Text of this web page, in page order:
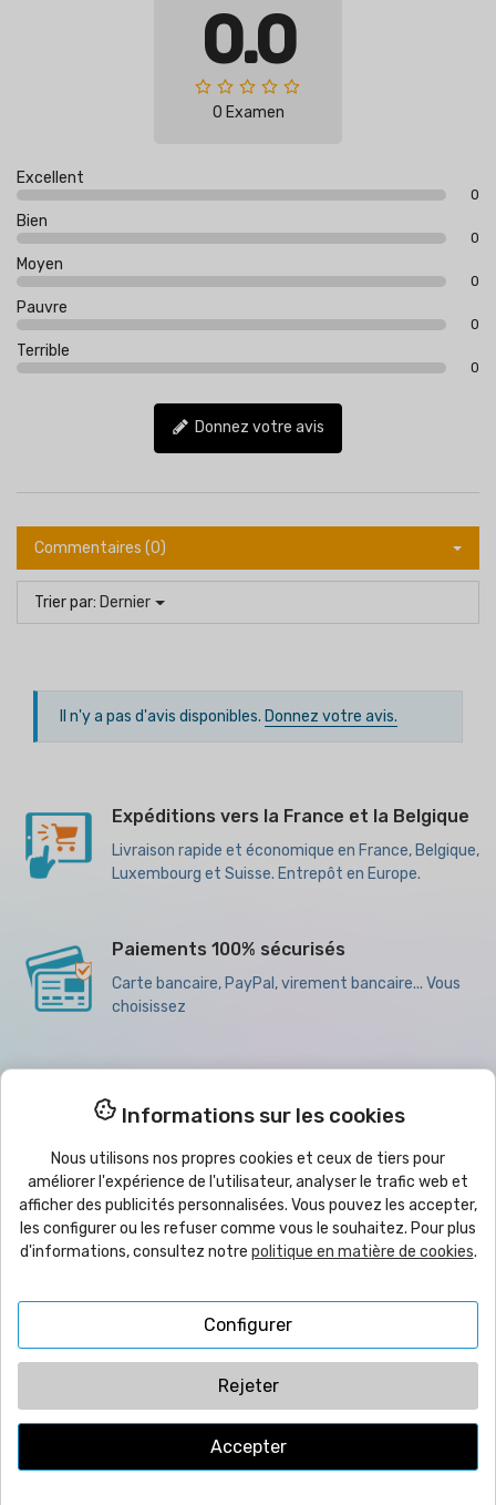
0.0
0 Examen
Excellent
0
Bien
0
Moyen
0
Pauvre
0
Terrible
0
Donnez votre avis
Commentaires (0)
Trier par: Dernier
Il n'y a pas d'avis disponibles. Donnez votre avis.
Expéditions vers la France et la Belgique
Livraison rapide et économique en France, Belgique,
Luxembourg et Suisse. Entrepôt en Europe.
Paiements 100% sécurisés
Carte bancaire, PayPal, virement bancaire... Vous
choisissez
Remises pour les achats en grande quantité,
Produits 
Aide 
| CMC VYRECO SL - C/Juan Bautista Llorens,
109B - 12540 Vila-Real (Castellón) ESPAGNE | TVA: ESB12458089
Informations sur les cookies
Nous utilisons nos propres cookies et ceux de tiers pour
améliorer l'expérience de l'utilisateur, analyser le trafic web et
afficher des publicités personnalisées. Vous pouvez les accepter,
les configurer ou les refuser comme vous le souhaitez. Pour plus
d'informations, consultez notre politique en matière de cookies.
Configurer
Rejeter
Accepter